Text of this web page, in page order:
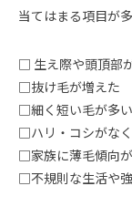
当てはまる項目が
□ 生え際や頭頂部
□抜け毛が増えた
□細く短い毛が多い
□ハリ・コシがな
□家族に薄毛傾向
□不規則な生活や